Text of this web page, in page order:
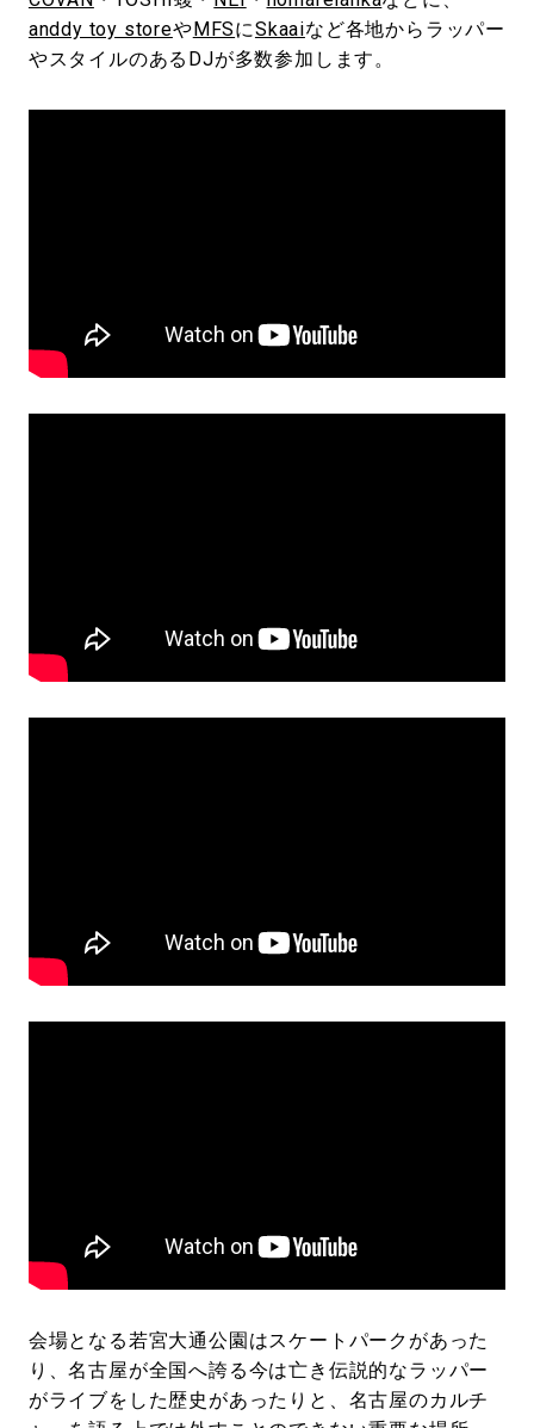
anddy toy storeやMFSにSkaaiなど各地からラッパー
やスタイルのあるDJが多数参加します。
会場となる若宮大通公園はスケートパークがあった
り、名古屋が全国へ誇る今は亡き伝説的なラッパー
がライブをした歴史があったりと、名古屋のカルチ